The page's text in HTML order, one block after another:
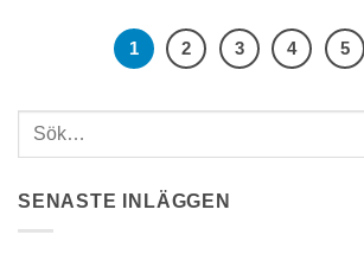
1 2 3 4 5
SENASTE INLÄGGEN